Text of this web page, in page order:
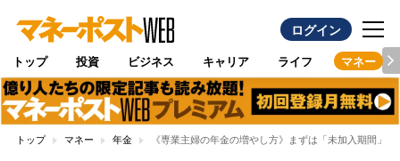
ログイン
トップ 投資 ビジネス キャリア ライフ マネー
トップ マネー 年金 《専業主婦の年金の増やし方》まずは「未加入期間」